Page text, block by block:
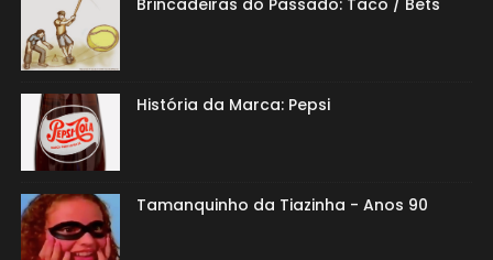
Brincadeiras do Passado: Taco / Bets
História da Marca: Pepsi
Tamanquinho da Tiazinha - Anos 90